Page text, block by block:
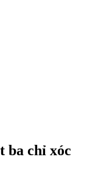
ba chỉ xóc